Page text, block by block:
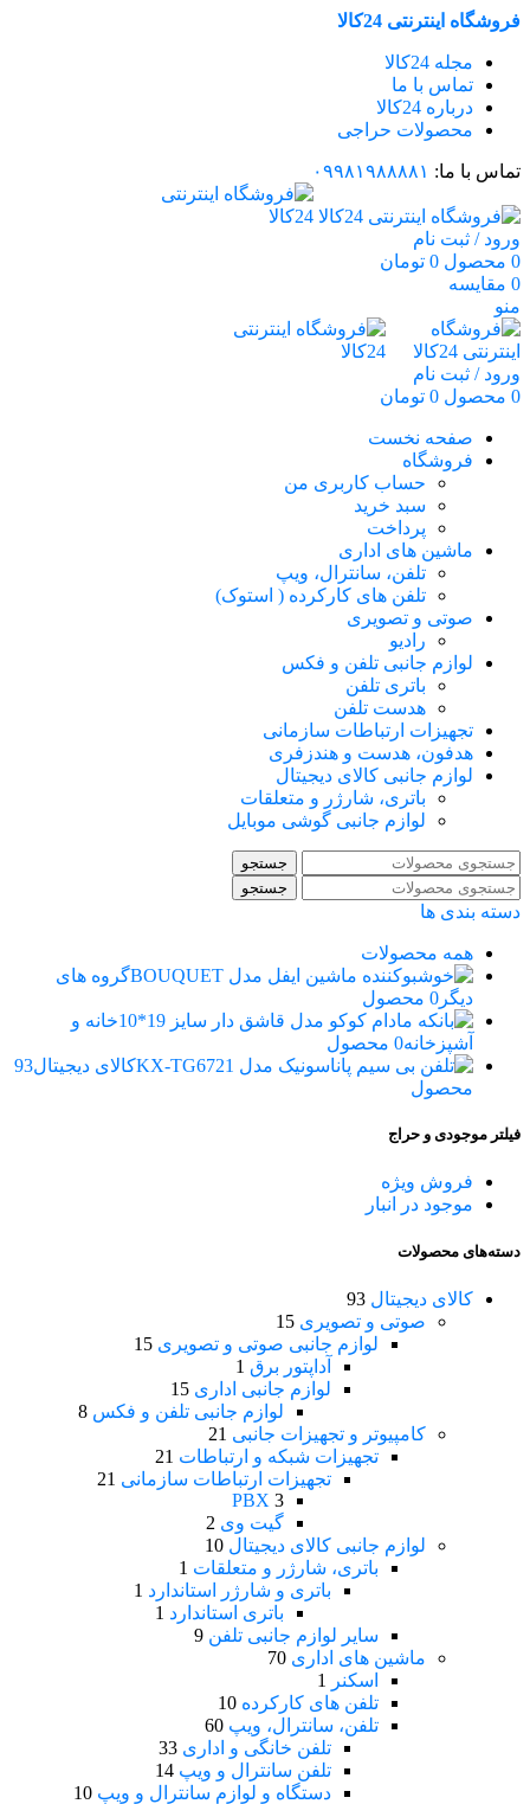
فروشگاه اینترنتی 24کالا
مجله 24کالا
تماس با ما
درباره 24کالا
محصولات حراجی
تماس با ما: ۰۹۹۸۱۹۸۸۸۸۱
ورود / ثبت نام
0 محصول 0 تومان
0 مقایسه
منو
ورود / ثبت نام
0 محصول 0 تومان
صفحه نخست
فروشگاه
حساب کاربری من
سبد خرید
پرداخت
ماشین های اداری
تلفن، سانترال، ویپ
تلفن های کارکرده ( استوک)
صوتی و تصویری
رادیو
لوازم جانبی تلفن و فکس
باتری تلفن
هدست تلفن
تجهیزات ارتباطات سازمانی
هدفون، هدست و هندزفری
لوازم جانبی کالای دیجیتال
باتری، شارژر و متعلقات
لوازم جانبی گوشی موبایل
جستجو
جستجو
دسته بندی ها
همه محصولات
گروه های
دیگر 0 محصول
خانه و
آشپزخانه0 محصول
کالای دیجیتال93
محصول
فیلتر موجودی و حراج
فروش ویژه
موجود در انبار
دسته‌های محصولات
کالای دیجیتال 93
صوتی و تصویری 15
لوازم جانبی صوتی و تصویری 15
آداپتور برق 1
لوازم جانبی اداری 15
لوازم جانبی تلفن و فکس 8
کامپیوتر و تجهیزات جانبی 21
تجهیزات شبکه و ارتباطات 21
تجهیزات ارتباطات سازمانی 21
PBX 3
گیت وی 2
لوازم جانبی کالای دیجیتال 10
باتری، شارژر و متعلقات 1
باتری و شارژر استاندارد 1
باتری استاندارد 1
سایر لوازم جانبی تلفن 9
ماشین های اداری 70
اسکنر
1
تلفن های کارکرده 10
تلفن، سانترال، ویپ 60
تلفن خانگی و اداری 33
تلفن سانترال و ویپ 14
دستگاه و لوازم سانترال و ویپ 10